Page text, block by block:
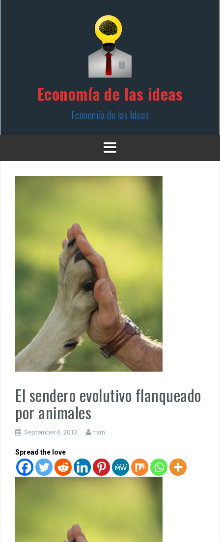
Economía de las ideas
Economía de las Ideas
El sendero evolutivo flanqueado
por animales
September 6, 2013 rrsm
Spread the love